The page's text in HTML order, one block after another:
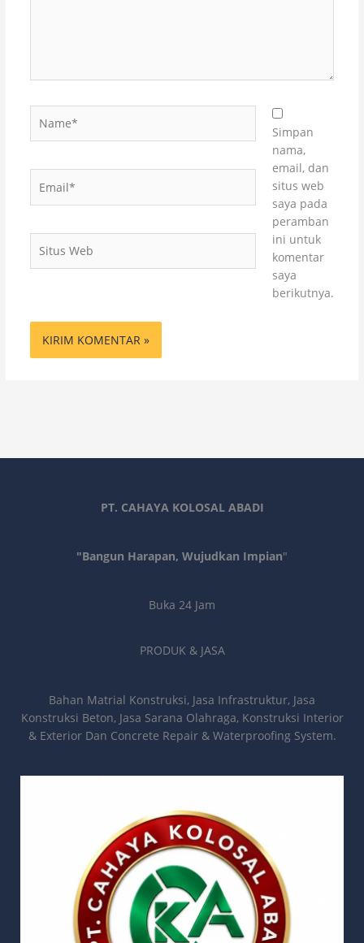
Web
Simpan
nama,
email, dan
situs web
saya pada
peramban
ini untuk
komentar
saya
berikutnya.
PT. CAHAYA KOLOSAL ABADI
"Bangun Harapan, Wujudkan Impian"
Buka 24 Jam
PRODUK & JASA
Bahan Matrial Konstruksi, Jasa Infrastruktur, Jasa
Konstruksi Beton, Jasa Sarana Olahraga, Konstruksi Interior
& Exterior Dan Concrete Repair & Waterproofing System.